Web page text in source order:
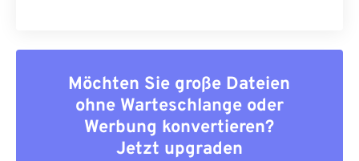
Möchten Sie große Dateien
ohne Warteschlange oder
Werbung konvertieren?
Jetzt upgraden